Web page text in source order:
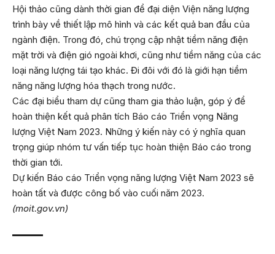
Hội thảo cũng dành thời gian để đại diện Viện năng lượng
trình bày về thiết lập mô hình và các kết quả ban đầu của
ngành điện. Trong đó, chú trọng cập nhật tiềm năng điện
mặt trời và điện gió ngoài khơi, cũng như tiềm năng của các
loại năng lượng tái tạo khác. Đi đôi với đó là giới hạn tiềm
năng năng lượng hóa thạch trong nước.
Các đại biểu tham dự cũng tham gia thảo luận, góp ý để
hoàn thiện kết quả phân tích Báo cáo Triển vọng Năng
lượng Việt Nam 2023. Những ý kiến này có ý nghĩa quan
trọng giúp nhóm tư vấn tiếp tục hoàn thiện Báo cáo trong
thời gian tới.
Dự kiến Báo cáo Triển vọng năng lượng Việt Nam 2023 sẽ
hoàn tất và được công bố vào cuối năm 2023.
(moit.gov.vn)